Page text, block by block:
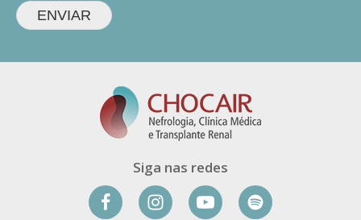
ENVIAR
Siga nas redes